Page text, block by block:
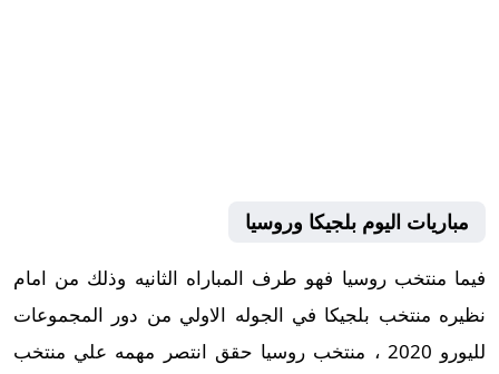
مباريات اليوم بلجيكا وروسيا
فيما منتخب روسيا فهو طرف المباراه الثانيه وذلك من امام
نظيره منتخب بلجيكا في الجوله الاولي من دور المجموعات
لليورو 2020 ، منتخب روسيا حقق انتصر مهمه علي منتخب